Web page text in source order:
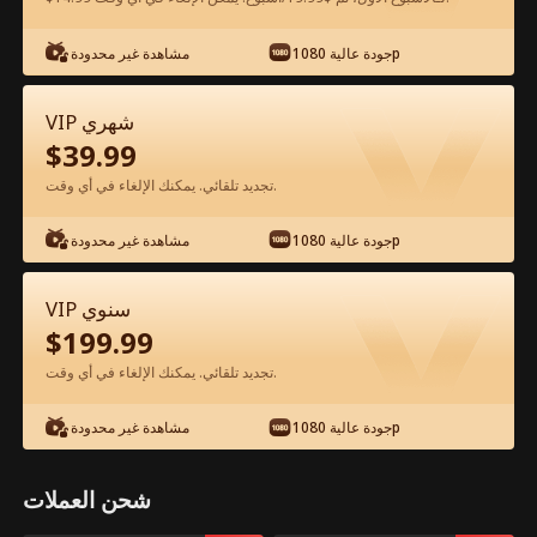
شاهد مجانًا في التطبيق
الحلقة 21 - التنين يستيقظ بداخلي الفيلم
كامل
مشاهدة غير محدودة جودة عالية 1080p
VIP شهري
$39.99
تجديد تلقائي. يمكنك الإلغاء في أي وقت.
مشاهدة غير محدودة جودة عالية 1080p
VIP سنوي
$199.99
تجديد تلقائي. يمكنك الإلغاء في أي وقت.
مشاهدة غير محدودة جودة عالية 1080p
شحن العملات